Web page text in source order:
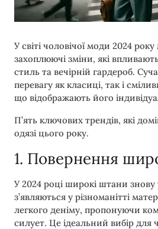
У світі чоловічої моди 2024
захоплюючі зміни, які
стиль та вечірній гардероб.
перевагу як класиці, так і
що відображають його
П’ять ключових трендів, які
одязі цього року.
1. Повернення
У 2024 році широкі штани знову
з’являються у різноманітті
легкого деніму, пропонуючи
силует. Це ідеальний вибір для